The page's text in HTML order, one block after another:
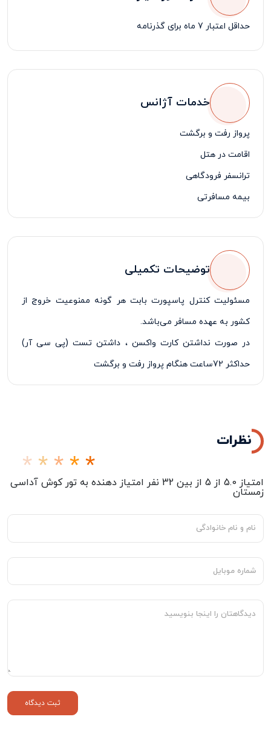
حداقل اعتبار 7 ماه برای گذرنامه
خدمات آژانس
پرواز رفت و برگشت
اقامت در هتل
ترانسفر فرودگاهی
بیمه مسافرتی
لیدر فارسی زبان
توضیحات تکمیلی
مسئولیت کنترل پاسپورت بابت هر گونه ممنوعیت خروج از
کشور به عهده مسافر می‌باشد.
در صورت نداشتن کارت واکسن ، داشتن تست (پی سی آر)
حداکثر 72ساعت هنگام پرواز رفت و برگشت
پرداخت 50% درصد از مبلغ کل تور در زمان ثبت نام الزامی
نظرات
امتیاز 5.0 از 5 از بین 32 نفر امتیاز دهنده به تور کوش آداسی
زمستان